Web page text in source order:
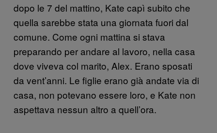
dopo le 7 del mattino, Kate capì subito che
quella sarebbe stata una giornata fuori dal
comune. Come ogni mattina si stava
preparando per andare al lavoro, nella casa
dove viveva col marito, Alex. Erano sposati
da vent’anni. Le figlie erano già andate via di
casa, non potevano essere loro, e Kate non
aspettava nessun altro a quell’ora.